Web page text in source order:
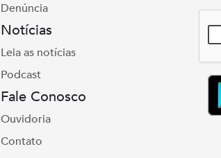
Denúncia
Notícias
Leia as notícias
Podcast
Fale Conosco
Ouvidoria
Contato